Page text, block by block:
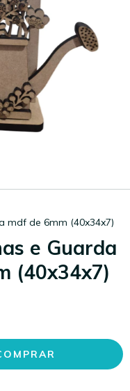
mdf de 6mm (40x34x7)
e Guarda
(40x34x7)